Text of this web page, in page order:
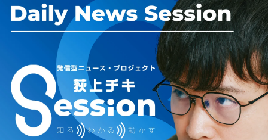
お知らせ
イベント・グッズ
YouTube
会社情報